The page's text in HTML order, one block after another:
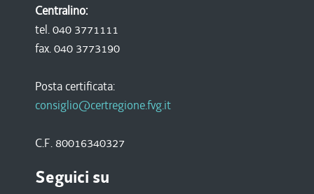
Centralino:
tel. 040 3771111
fax. 040 3773190
Posta certificata:
consiglio@certregione.fvg.it
C.F. 80016340327
Seguici su